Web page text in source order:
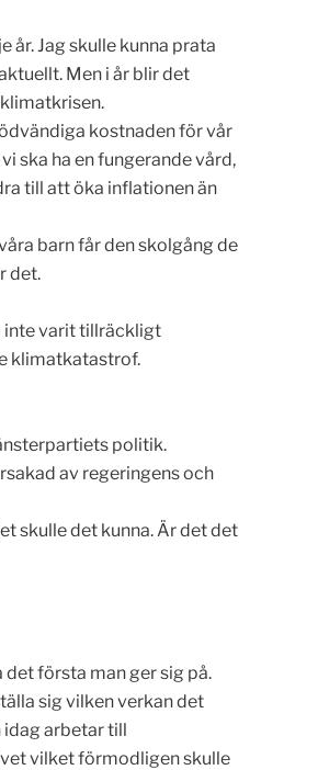
år. Jag skulle kunna prata
Men i år blir det
kostnaden för vår
ska ha en fungerande vård,
till att öka inflationen än
barn får den skolgång de
det.
inte varit tillräckligt
klimatkatastrof.
politik.
av regeringens och
skulle det kunna. Är det det
första man ger sig på.
sig vilken verkan det
idag arbetar till
vilket förmodligen skulle